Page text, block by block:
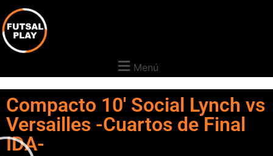
Menú
Compacto 10' Social Lynch vs
Versailles -Cuartos de Final
IDA-